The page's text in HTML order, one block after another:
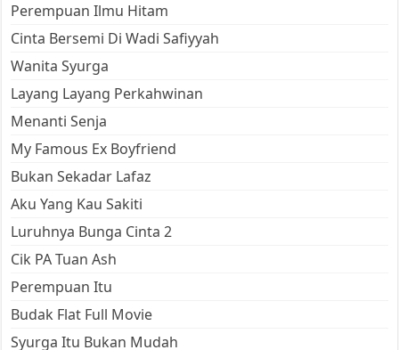
Perempuan Ilmu Hitam
Cinta Bersemi Di Wadi Safiyyah
Wanita Syurga
Layang Layang Perkahwinan
Menanti Senja
My Famous Ex Boyfriend
Bukan Sekadar Lafaz
Aku Yang Kau Sakiti
Luruhnya Bunga Cinta 2
Cik PA Tuan Ash
Perempuan Itu
Budak Flat Full Movie
Syurga Itu Bukan Mudah